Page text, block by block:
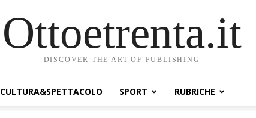
Ottoetrenta.it
DISCOVER THE ART OF PUBLISHING
CULTURA&SPETTACOLO SPORT RUBRICHE